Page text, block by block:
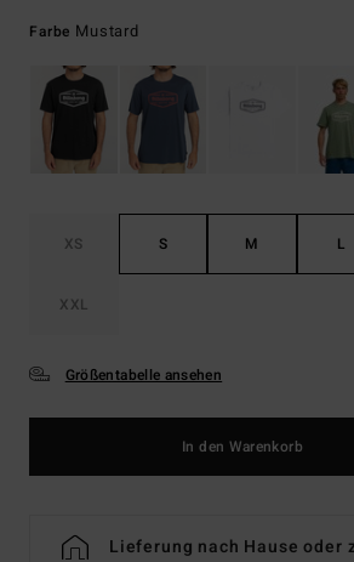
Farbe Mustard
XS S M L
XXL
Größentabelle ansehen
In den Warenkorb
Lieferung nach Hause oder